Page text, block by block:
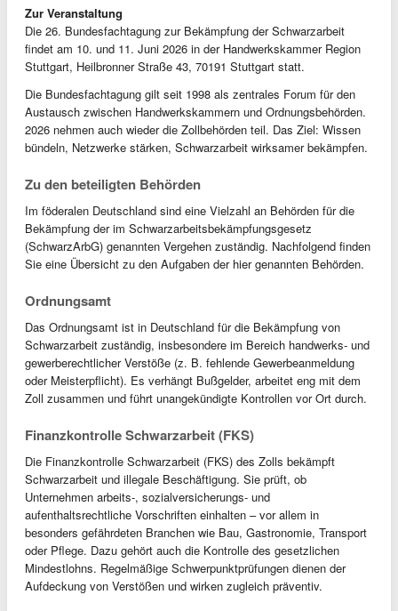
Zur Veranstaltung
Die 26. Bundesfachtagung zur Bekämpfung der Schwarzarbeit
findet am 10. und 11. Juni 2026 in der Handwerkskammer Region
Stuttgart, Heilbronner Straße 43, 70191 Stuttgart statt.
Die Bundesfachtagung gilt seit 1998 als zentrales Forum für den
Austausch zwischen Handwerkskammern und Ordnungsbehörden.
2026 nehmen auch wieder die Zollbehörden teil. Das Ziel: Wissen
bündeln, Netzwerke stärken, Schwarzarbeit wirksamer bekämpfen.
Zu den beteiligten Behörden
Im föderalen Deutschland sind eine Vielzahl an Behörden für die
Bekämpfung der im Schwarzarbeitsbekämpfungsgesetz
(SchwarzArbG) genannten Vergehen zuständig. Nachfolgend finden
Sie eine Übersicht zu den Aufgaben der hier genannten Behörden.
Ordnungsamt
Das Ordnungsamt ist in Deutschland für die Bekämpfung von
Schwarzarbeit zuständig, insbesondere im Bereich handwerks- und
gewerberechtlicher Verstöße (z. B. fehlende Gewerbeanmeldung
oder Meisterpflicht). Es verhängt Bußgelder, arbeitet eng mit dem
Zoll zusammen und führt unangekündigte Kontrollen vor Ort durch.
Finanzkontrolle Schwarzarbeit (FKS)
Die Finanzkontrolle Schwarzarbeit (FKS) des Zolls bekämpft
Schwarzarbeit und illegale Beschäftigung. Sie prüft, ob
Unternehmen arbeits-, sozialversicherungs- und
aufenthaltsrechtliche Vorschriften einhalten – vor allem in
besonders gefährdeten Branchen wie Bau, Gastronomie, Transport
oder Pflege. Dazu gehört auch die Kontrolle des gesetzlichen
Mindestlohns. Regelmäßige Schwerpunktprüfungen dienen der
Aufdeckung von Verstößen und wirken zugleich präventiv.